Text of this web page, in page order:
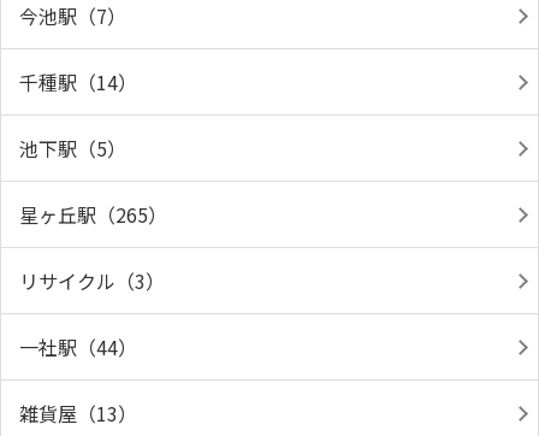
今池駅（7）
千種駅（14）
池下駅（5）
星ヶ丘駅（265）
リサイクル（3）
一社駅（44）
雑貨屋（13）